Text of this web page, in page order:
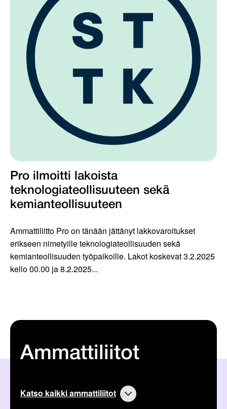
Pro ilmoitti lakoista
teknologiateollisuuteen sekä
kemianteollisuuteen
Ammattiliitto Pro on tänään jättänyt lakkovaroitukset
erikseen nimetyille teknologiateollisuuden sekä
kemianteollisuuden työpaikoille. Lakot koskevat 3.2.2025
kello 00.00 ja 8.2.2025...
Ammattiliitot
Katso kaikki ammattiliitot